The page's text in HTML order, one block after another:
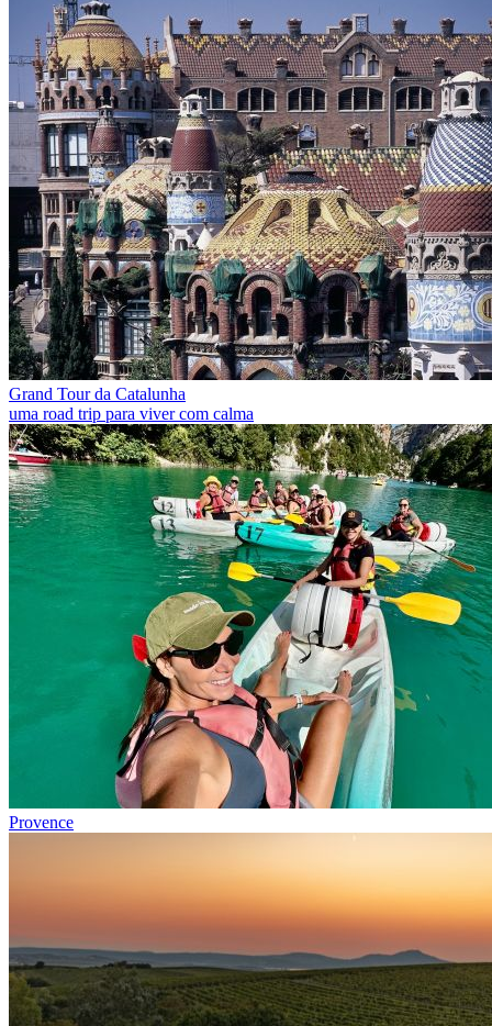
Grand Tour da Catalunha
uma road trip para viver com calma
Provence